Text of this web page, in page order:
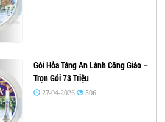
Gói Hỏa Táng An Lành Công Giáo –
Trọn Gói 73 Triệu
27-04-2026 506